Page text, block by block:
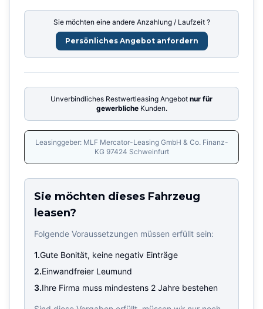
Sie möchten eine andere Anzahlung / Laufzeit ?
Persönliches Angebot anfordern
Unverbindliches Restwertleasing Angebot nur für
gewerblicheKunden.
Leasinggeber: MLF Mercator-Leasing GmbH & Co. Finanz-
KG 97424 Schweinfurt
Sie möchten dieses Fahrzeug
leasen?
Folgende Voraussetzungen müssen erfüllt sein:
1.Gute Bonität, keine negativ Einträge
2.Einwandfreier Leumund
3.Ihre Firma muss mindestens 2 Jahre bestehen